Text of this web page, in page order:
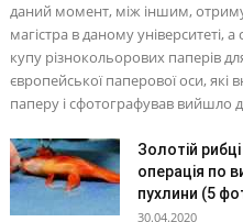
даний момент, між іншим,
магістра в даному університеті,
купу різнокольорових паперів
європейської паперової оси, які
паперу і сфотографував вийшло
Золотій
операція по
пухлини (5
30.04.2020